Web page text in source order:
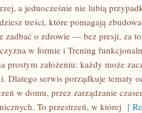
a jednocześnie nie lubią
treści, które pomagają
zadbać o zdrowie — bez presji, za
w formie i Trening
prostym założeniu: każdy może
Dlatego serwis porządkuje tematy
w domu, przez zarządzanie
To przestrzeń, w której [